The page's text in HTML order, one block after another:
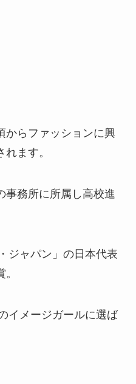
からファッションに興
ます。
事務所に所属し高校進
ジャパン」の日本代表
イメージガールに選ば